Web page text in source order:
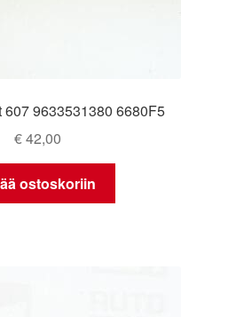
9633531380 6680F5
€42,00
ostoskoriin